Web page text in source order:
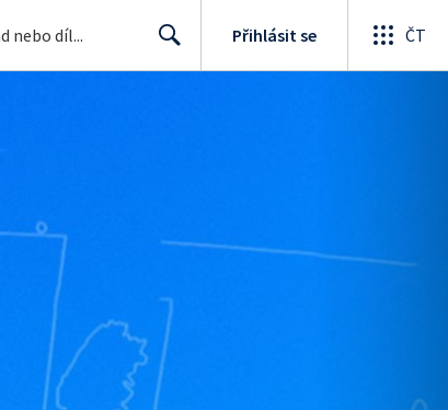
Přihlásit se ČT